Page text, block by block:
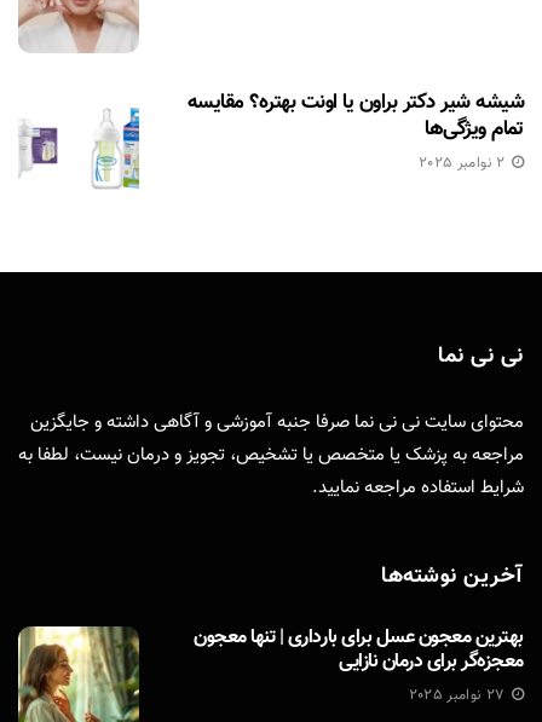
شیشه شیر دکتر براون یا اونت بهتره؟ مقایسه
تمام ویژگی‌ها
2 نوامبر 2025
نی نی نما
محتوای سایت نی نی نما صرفا جنبه آموزشی و آگاهی داشته و جایگزین
مراجعه به پزشک یا متخصص یا تشخیص، تجویز و درمان نیست، لطفا به
شرایط استفاده مراجعه نمایید.
آخرین نوشته‌ها
بهترین معجون عسل برای بارداری | تنها معجون
معجزه‌گر برای درمان نازایی
27 نوامبر 2025